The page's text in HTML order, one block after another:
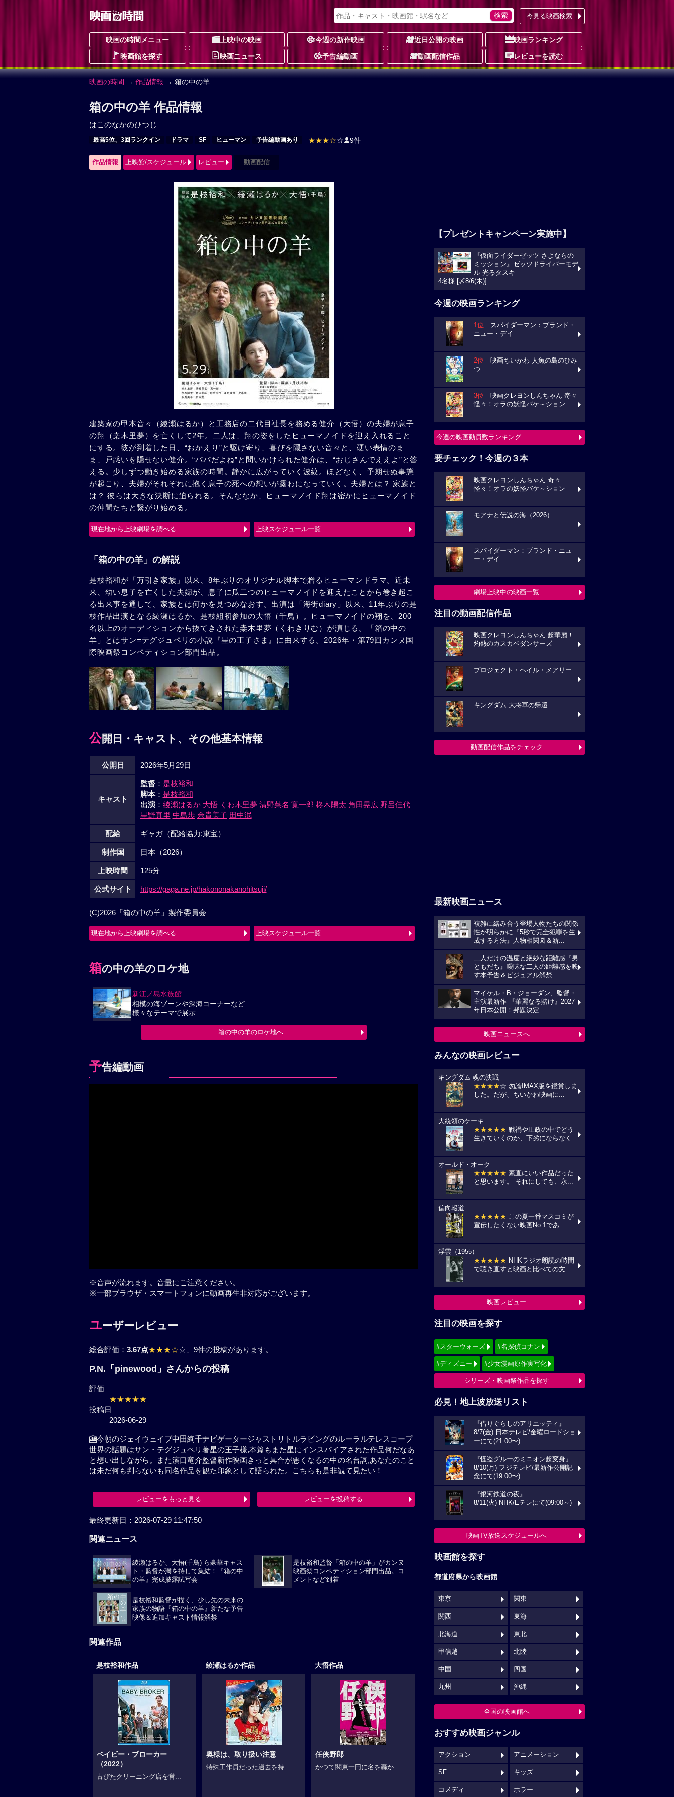
今見る映画検索
映画の時間メニュー 上映中の映画 今週の新作映画 近日公開の映画 映画ランキング
映画館を探す 映画ニュース 予告編動画 動画配信作品 レビューを読む
映画の時間 → 作品情報 → 箱の中の羊
箱の中の羊 作品情報
はこのなかのひつじ
最高5位、3回ランクイン ドラマ SF ヒューマン 予告編動画あり ★★★☆☆ 9件
作品情報 上映館/スケジュール レビュー 動画配信
建築家の甲本音々（綾瀬はるか）と工務店の二代目社長を務める健介（大悟）の夫婦が息子
の翔（桒木里夢）を亡くして2年。二人は、翔の姿をしたヒューマノイドを迎え入れること
にする。彼が到着した日、“おかえり”と駆け寄り、喜びを隠さない音々と、硬い表情のま
ま、戸惑いを隠せない健介。“パパだよね”と問いかけられた健介は、“おじさんでええよ”と答
える。少しずつ動き始める家族の時間。静かに広がっていく波紋。ほどなく、予期せぬ事態
が起こり、夫婦がそれぞれに抱く息子の死への想いが露わになっていく。夫婦とは？ 家族と
は？ 彼らは大きな決断に迫られる。そんななか、ヒューマノイド翔は密かにヒューマノイド
の仲間たちと繋がり始める。
現在地から上映劇場を調べる 上映スケジュール一覧
「箱の中の羊」の解説
是枝裕和が「万引き家族」以来、8年ぶりのオリジナル脚本で贈るヒューマンドラマ。近未
来、幼い息子を亡くした夫婦が、息子に瓜二つのヒューマノイドを迎えたことから巻き起こ
る出来事を通して、家族とは何かを見つめなおす。出演は「海街diary」以来、11年ぶりの是
枝作品出演となる綾瀬はるか、是枝組初参加の大悟（千鳥）。ヒューマノイドの翔を、200
名以上のオーディションから抜てきされた桒木里夢（くわきりむ）が演じる。「箱の中の
羊」とはサン=テグジュペリの小説『星の王子さま』に由来する。2026年・第79回カンヌ国
際映画祭コンペティション部門出品。
公開日・キャスト、その他基本情報
公開日 2026年5月29日
キャスト
監督：是枝裕和
脚本：是枝裕和
出演：綾瀬はるか 大悟 くわ木里夢 清野菜名 寛一郎 柊木陽太 角田晃広 野呂佳代
星野真里 中島歩 余貴美子 田中泯
配給 ギャガ（配給協力:東宝）
制作国 日本（2026）
上映時間 125分
公式サイト https://gaga.ne.jp/hakononakanohitsuji/
(C)2026「箱の中の羊」製作委員会
現在地から上映劇場を調べる 上映スケジュール一覧
箱の中の羊のロケ地
新江ノ島水族館
相模の海ゾーンや深海コーナーなど
様々なテーマで展示
箱の中の羊のロケ地へ
予告編動画
※音声が流れます。音量にご注意ください。
※一部ブラウザ・スマートフォンに動画再生非対応がございます。
ユーザーレビュー
総合評価： 3.67点★★★☆☆、9件の投稿があります。
評価
★★★★★
🎦今朝のジェイウェイブ中田絢千ナビゲータージャストリトルラビングのルーラルテレ
スコープ世界の話題はサン・テグジュペリ著星の王子様,本篇もまた星にインスパイアさ
れた作品何だなあと想い出しながら。また濱口竜介監督新作映画きっと具合が悪くなる
の中の名台詞,あなたのことは未だ何も判らないも同名作品を観た印象として語られた。
こちらも是非観て見たい！
レビューをもっと見る レビューを投稿する
関連ニュース
綾瀬はるか、大悟(千鳥) ら豪華キャス
ト・監督が満を持して集結！『箱の中
の羊』完成披露試写会
是枝裕和監督「箱の中の羊」がカンヌ
映画祭コンペティション部門出品。コ
メントなど到着
是枝裕和監督が描く、少し先の未来の
家族の物語『箱の中の羊』新たな予告
映像＆追加キャスト情報解禁
関連作品
是枝裕和作品
ベイビー・ブローカー
（2022）
古びたクリーニング店を営...
綾瀬はるか作品
奥様は、取り扱い注意
特殊工作員だった過去を持...
大悟作品
任侠野郎
かつて関東一円に名を轟か...
【プレゼントキャンペーン実施中】
『仮面ライダーゼッツ さよならの
ミッション』ゼッツドライバーモデ
ル 光るタスキ
4名様 [〆8/6(木)]
今週の映画ランキング
1位 スパイダーマン：ブランド・
ニュー・デイ
2位 映画ちいかわ 人魚の島のひみ
つ
3位 映画クレヨンしんちゃん 奇々
怪々！オラの妖怪バケ～ション
今週の映画動員数ランキング
要チェック！今週の３本
映画クレヨンしんちゃん 奇々
怪々！オラの妖怪バケ～ション
モアナと伝説の海（2026）
スパイダーマン：ブランド・ニュ
ー・デイ
劇場上映中の映画一覧
注目の動画配信作品
映画クレヨンしんちゃん 超華麗！
灼熱のカスカベダンサーズ
プロジェクト・ヘイル・メアリー
キングダム 大将軍の帰還
動画配信作品をチェック
最新映画ニュース
複雑に絡み合う登場人物たちの関係
性が明らかに『5秒で完全犯罪を生
成する方法』人物相関図＆新...
二人だけの温度と絶妙な距離感『男
ともだち』曖昧な二人の距離感を映
す本予告＆ビジュアル解禁
マイケル・B・ジョーダン、監督・
主演最新作 『華麗なる賭け』2027
年日本公開！邦題決定
映画ニュースへ
みんなの映画レビュー
キングダム 魂の決戦
★★★★☆ 勿論IMAX版を鑑賞しま
した。だが、ちいかわ映画に...
大統領のケーキ
★★★★★ 戦禍や圧政の中でどう
生きていくのか、下劣にならなく...
オールド・オーク
★★★★★ 素直にいい作品だった
と思います。 それにしても、永...
偏向報道
★★★★★ この夏一番マスコミが
宣伝したくない映画No.1であ...
浮雲（1955）
★★★★★ NHKラジオ朗読の時間
で聴き直すと映画と比べての文...
映画レビュー
注目の映画を探す
#スターウォーズ #名探偵コナン
#ディズニー #少女漫画原作実写化
シリーズ・映画祭作品を探す
必見！地上波放送リスト
『借りぐらしのアリエッティ』
8/7(金) 日本テレビ/金曜ロードショ
ーにて(21:00〜)
『怪盗グルーのミニオン超変身』
8/10(月) フジテレビ/最新作公開記
念にて(19:00〜)
『銀河鉄道の夜』
8/11(火) NHK/Eテレにて(09:00～)
映画TV放送スケジュールへ
映画館を探す
都道府県から映画館
東京 関東
関西 東海
北海道 東北
甲信越 北陸
中国 四国
九州 沖縄
全国の映画館へ
おすすめ映画ジャンル
アクション アニメーション
SF キッズ
コメディ ホラー